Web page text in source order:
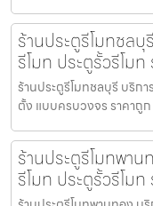
ร้านประตูรีโมทชล
รีโมท ประตูรั้วรีโมท
ร้านประตูรีโมทชลบุรี บริก
ตั้ง แบบครบวงจร ราคาถู
ร้านประตูรีโมทพา
รีโมท ประตูรั้วรีโมท